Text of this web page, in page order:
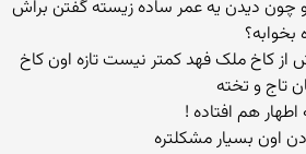
چون دیدن یه عمر ساده زیسته گفتن براش
بخوابه؟
از کاخ ملک فهد کمتر نیست تازه اون کاخ
تاج و تخته
هم افتاده !
اون بسیار مشکلتره